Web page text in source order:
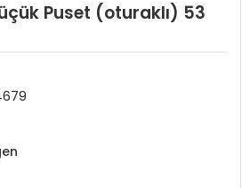
Puset (oturaklı) 53